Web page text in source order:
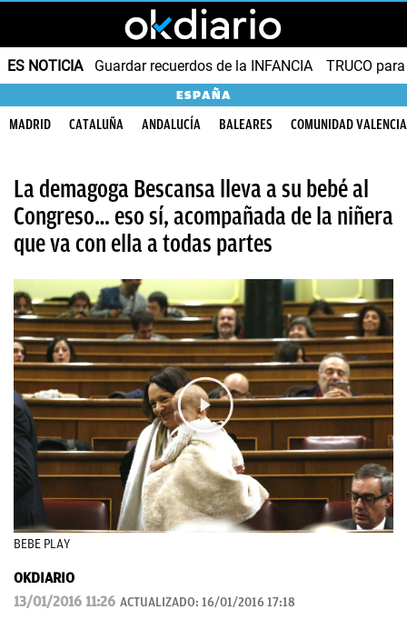
ES NOTICIA Guardar recuerdos de la INFANCIA TRUCO
ESPAÑA
MADRID CATALUÑA ANDALUCÍA BALEARES COMUNIDAD
La demagoga Bescansa lleva a su bebé al
Congreso… eso sí, acompañada de la niñera
que va con ella a todas partes
BEBE PLAY
OKDIARIO
13/01/2016 11:26 ACTUALIZADO: 16/01/2016 17:18